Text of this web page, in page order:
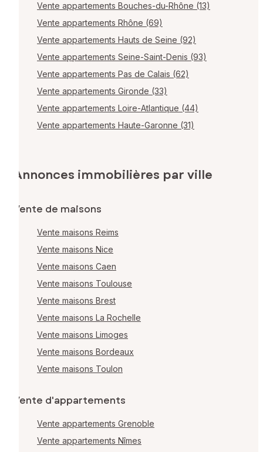
Vente appartements Bouches-du-Rhône (13)
Vente appartements Rhône (69)
Vente appartements Hauts de Seine (92)
Vente appartements Seine-Saint-Denis (93)
Vente appartements Pas de Calais (62)
Vente appartements Gironde (33)
Vente appartements Loire-Atlantique (44)
Vente appartements Haute-Garonne (31)
Annonces immobilières par ville
Vente de maisons
Vente maisons Reims
Vente maisons Nice
Vente maisons Caen
Vente maisons Toulouse
Vente maisons Brest
Vente maisons La Rochelle
Vente maisons Limoges
Vente maisons Bordeaux
Vente maisons Toulon
Vente d'appartements
Vente appartements Grenoble
Vente appartements Nîmes